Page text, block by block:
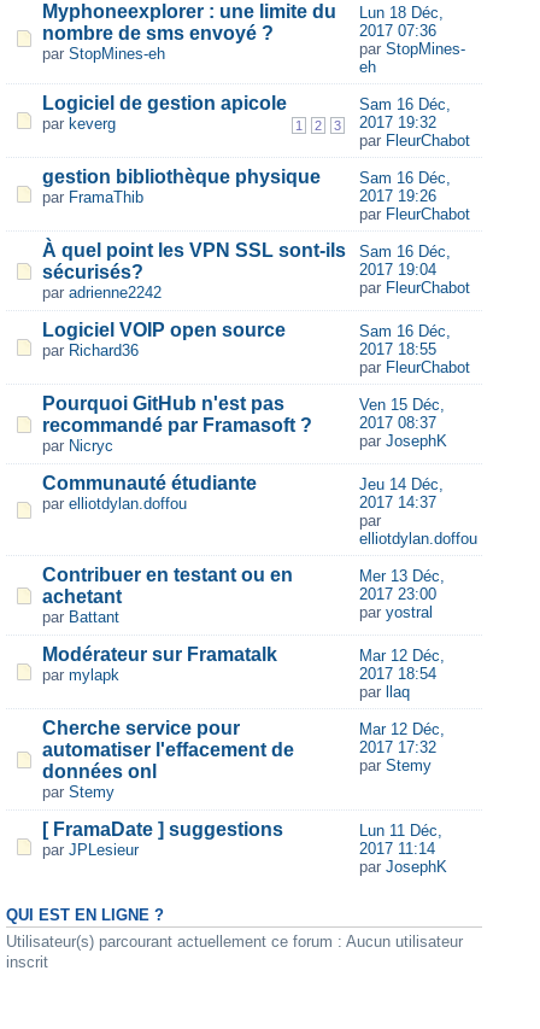
Myphoneexplorer : une limite du
nombre de sms envoyé ?
par StopMines-eh
Lun 18 Déc,
2017 07:36
par StopMines-
eh
Logiciel de gestion apicole
1 2 3
par keverg
Sam 16 Déc,
2017 19:32
par FleurChabot
gestion bibliothèque physique
par FramaThib
Sam 16 Déc,
2017 19:26
par FleurChabot
À quel point les VPN SSL sont-ils
sécurisés?
par adrienne2242
Sam 16 Déc,
2017 19:04
par FleurChabot
Logiciel VOIP open source
par Richard36
Sam 16 Déc,
2017 18:55
par FleurChabot
Pourquoi GitHub n'est pas
recommandé par Framasoft ?
par Nicryc
Ven 15 Déc,
2017 08:37
par JosephK
Communauté étudiante
par elliotdylan.doffou
Jeu 14 Déc,
2017 14:37
par
elliotdylan.doffou
Contribuer en testant ou en
achetant
par Battant
Mer 13 Déc,
2017 23:00
par yostral
Modérateur sur Framatalk
par mylapk
Mar 12 Déc,
2017 18:54
par
llaq
Cherche service pour
automatiser l'effacement de
données onl
par Stemy
Mar 12 Déc,
2017 17:32
par Stemy
[ FramaDate ] suggestions
par JPLesieur
Lun 11 Déc,
2017 11:14
par JosephK
QUI EST EN LIGNE ?
Utilisateur(s) parcourant actuellement ce forum : Aucun utilisateur
inscrit